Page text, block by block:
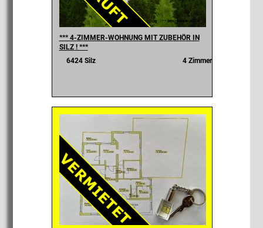
*** 4-ZIMMER-WOHNUNG MIT ZUBEHÖR IN
SILZ ! ***
4 Zimmer
6424 Silz